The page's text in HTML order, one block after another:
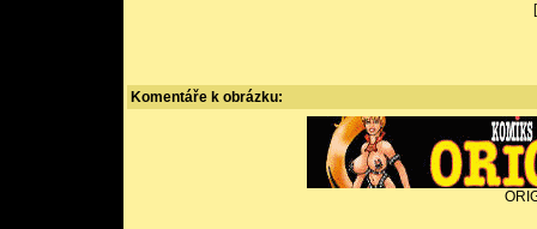
Komentáře k obrázku: